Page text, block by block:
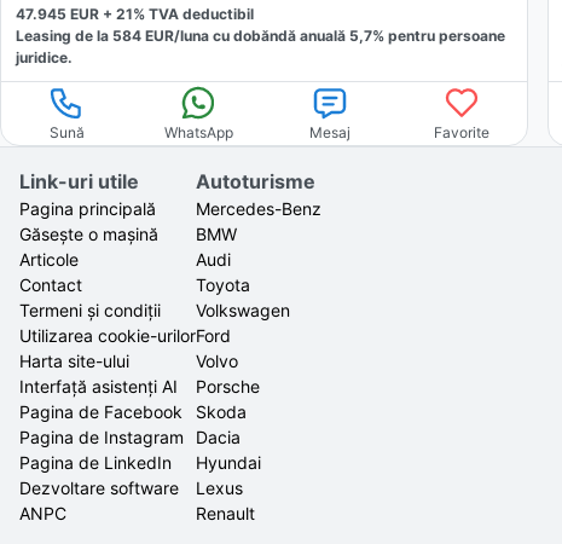
47.945 EUR + 21% TVA deductibil
Leasing de la 584 EUR/luna cu dobăndă anuală 5,7% pentru persoane
juridice.
Sună WhatsApp Mesaj Favorite
Link-uri utile
Pagina principală
Găsește o mașină
Articole
Contact
Termeni și condiții
Utilizarea cookie-urilor
Harta site-ului
Interfață asistenți AI
Pagina de Facebook
Pagina de Instagram
Pagina de LinkedIn
Dezvoltare software
ANPC
Autoturisme
Mercedes-Benz
BMW
Audi
Toyota
Volkswagen
Ford
Volvo
Porsche
Skoda
Dacia
Hyundai
Lexus
Renault